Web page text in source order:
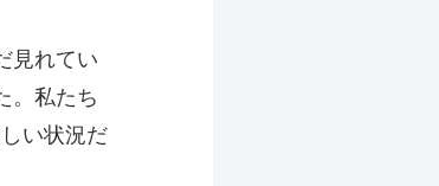
見れてい
。私たち
い状況だ